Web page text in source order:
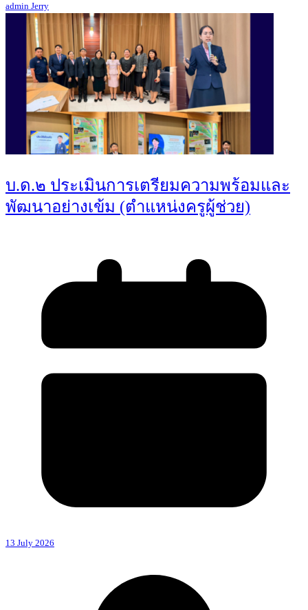
admin Jerry
บ.ด.๒ ประเมินการเตรียมความพร้อมและ
พัฒนาอย่างเข้ม (ตำแหน่งครูผู้ช่วย)
13 July 2026